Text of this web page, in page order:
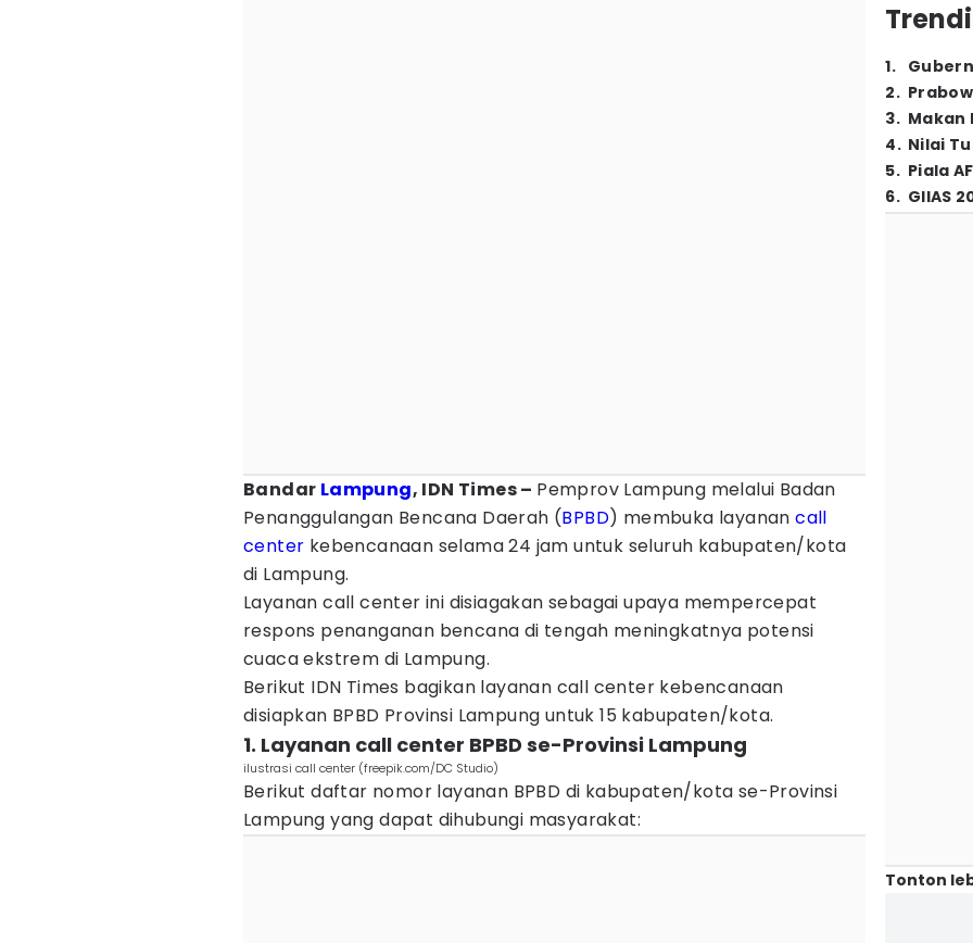
Bandar Lampung, IDN Times – Pemprov Lampung melalui Badan
Penanggulangan Bencana Daerah (BPBD) membuka layanancall
center kebencanaan selama 24 jam untuk seluruh kabupaten/kota
di Lampung.
Layanan call center ini disiagakan sebagai upaya mempercepat
respons penanganan bencana di tengah meningkatnya potensi
cuaca ekstrem di Lampung.
Berikut IDN Times bagikan layanan call center kebencanaan
disiapkan BPBD Provinsi Lampung untuk 15 kabupaten/kota.
1. Layanan call center BPBD se-Provinsi Lampung
ilustrasi call center (freepik.com/DC Studio)
Berikut daftar nomor layanan BPBD di kabupaten/kota se-Provinsi
Lampung yang dapat dihubungi masyarakat:
1.
2.
3. Makan
4. Nilai
5. Piala
6. GIIAS
Tonton